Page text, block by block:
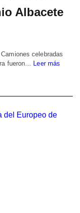
Albacete
celebradas
fueron… Leer más